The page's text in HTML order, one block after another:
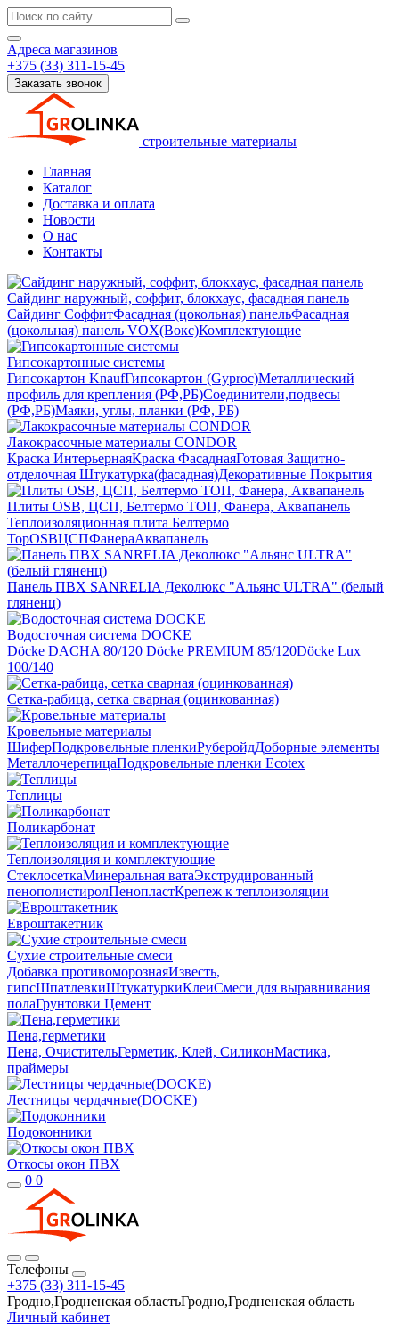
Адреса магазинов
+375 (33) 311-15-45
Заказать звонок
строительные материалы
Главная
Каталог
Доставка и оплата
Новости
О нас
Контакты
Сайдинг наружный, соффит, блокхаус, фасадная панель
Сайдинг СоффитФасадная (цокольная) панельФасадная
(цокольная) панель VOX(Вокс)Комплектующие
Гипсокартонные системы
Гипсокартон KnaufГипсокартон (Gyproc)Металлический
профиль для крепления (РФ,РБ)Соединители,подвесы
(РФ,РБ)Маяки, углы, планки (РФ, РБ)
Лакокрасочные материалы CONDOR
Краска ИнтерьернаяКраска ФасаднаяГотовая Защитно-
отделочная Штукатурка(фасадная)Декоративные Покрытия
Плиты OSB, ЦСП, Белтермо ТОП, Фанера, Аквапанель
Теплоизоляционная плита Белтермо
TopOSBЦСПФанераАквапанель
Панель ПВХ SANRELIA Деколюкс "Альянс ULTRA" (белый
гляненц)
Водосточная система DOCKE
Döсkе DACHA 80/120 Döcke PREMIUM 85/120Döсkе Luх
100/140
Сетка-рабица, сетка сварная (оцинкованная)
Кровельные материалы
ШиферПодкровельные пленкиРуберойдДоборные элементы
МеталлочерепицаПодкровельные пленки Ecotex
Теплицы
Поликарбонат
Теплоизоляция и комплектующие
СтеклосеткаМинеральная ватаЭкструдированный
пенополистиролПенопластКрепеж к теплоизоляции
Евроштакетник
Сухие строительные смеси
Добавка противоморознаяИзвесть,
гипсШпатлевкиШтукатуркиКлеиСмеси для выравнивания
полаГрунтовки Цемент
Пена,герметики
Пена, ОчистительГерметик, Клей, СиликонМастика,
праймеры
Лестницы чердачные(DOCKE)
Подоконники
Откосы окон ПВХ
0 0
Телефоны
+375 (33) 311-15-45
Гродно,Гродненская областьГродно,Гродненская область
Личный кабинет